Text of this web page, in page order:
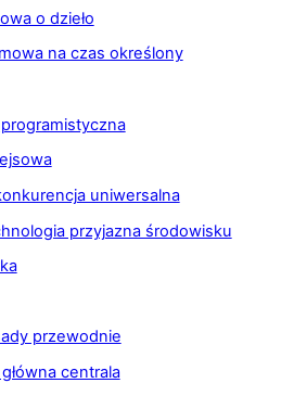
o dzieło
na czas określony
uniwersalna
przyjazna środowisku
przewodnie
centrala